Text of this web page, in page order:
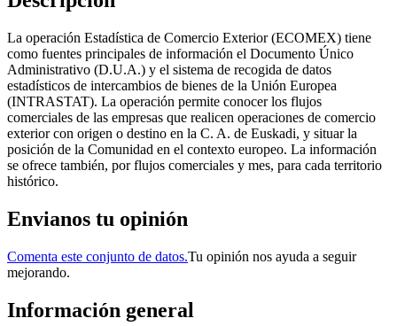
La operación Estadística de Comercio Exterior (ECOMEX) tiene
como fuentes principales de información el Documento Único
Administrativo (D.U.A.) y el sistema de recogida de datos
estadísticos de intercambios de bienes de la Unión Europea
(INTRASTAT). La operación permite conocer los flujos
comerciales de las empresas que realicen operaciones de comercio
exterior con origen o destino en la C. A. de Euskadi, y situar la
posición de la Comunidad en el contexto europeo. La información
se ofrece también, por flujos comerciales y mes, para cada territorio
histórico.
Envianos tu opinión
Comenta este conjunto de datos.Tu opinión nos ayuda a seguir
mejorando.
Información general